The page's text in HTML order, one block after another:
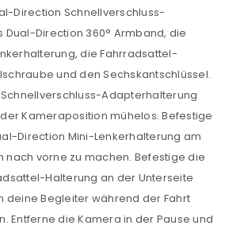
Direction Schnellverschluss-
Direction 360° Armband, die
die Fahrradsattel-
und den Sechskantschlüssel.
Adapterhalterung
Kameraposition mühelos. Befestige
Direction Mini-Lenkerhalterung am
nach vorne zu machen. Befestige die
Halterung an der Unterseite
deine Begleiter während der Fahrt
Entferne die Kamera in der Pause und